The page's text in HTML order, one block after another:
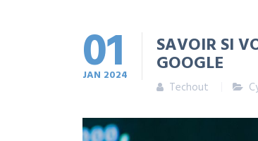
01
JAN 2024
SAVOIR SI
GOOGLE
Techout